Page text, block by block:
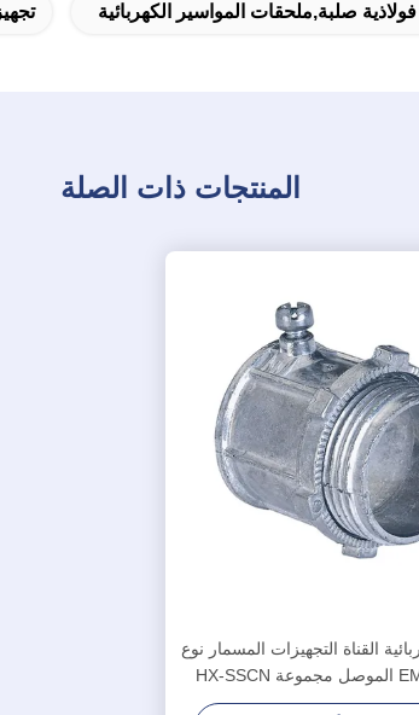
صلبة,ملحقات المواسير الكهربائية
المنتجات ذات الصلة
القناة التجهيزات المسمار نوع